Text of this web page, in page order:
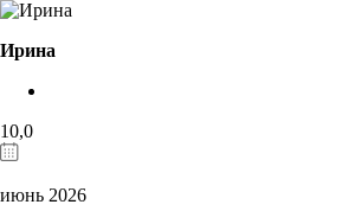
Ирина
10,0
июнь 2026